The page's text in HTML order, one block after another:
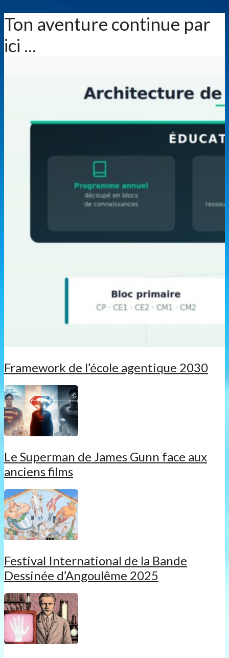
Ton aventure continue par
ici ...
Framework de l’école agentique 2030
Le Superman de James Gunn face aux
anciens films
Festival International de la Bande
Dessinée d’Angoulême 2025